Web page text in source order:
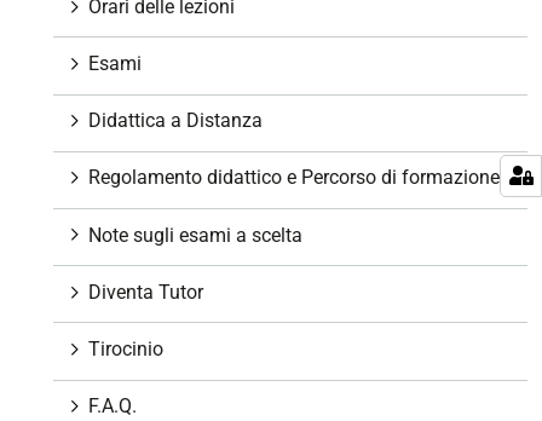
Orari delle lezioni
Esami
Didattica a Distanza
Regolamento didattico e Percorso di formazione
Note sugli esami a scelta
Diventa Tutor
Tirocinio
F.A.Q.